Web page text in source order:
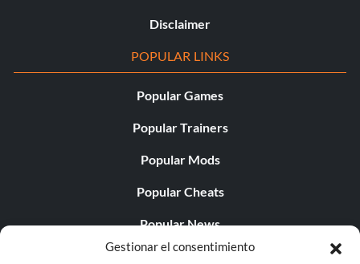
Gestionar el consentimiento
Disclaimer
POPULAR LINKS
Popular Games
Popular Trainers
Popular Mods
Popular Cheats
Popular News
Popular Editorials